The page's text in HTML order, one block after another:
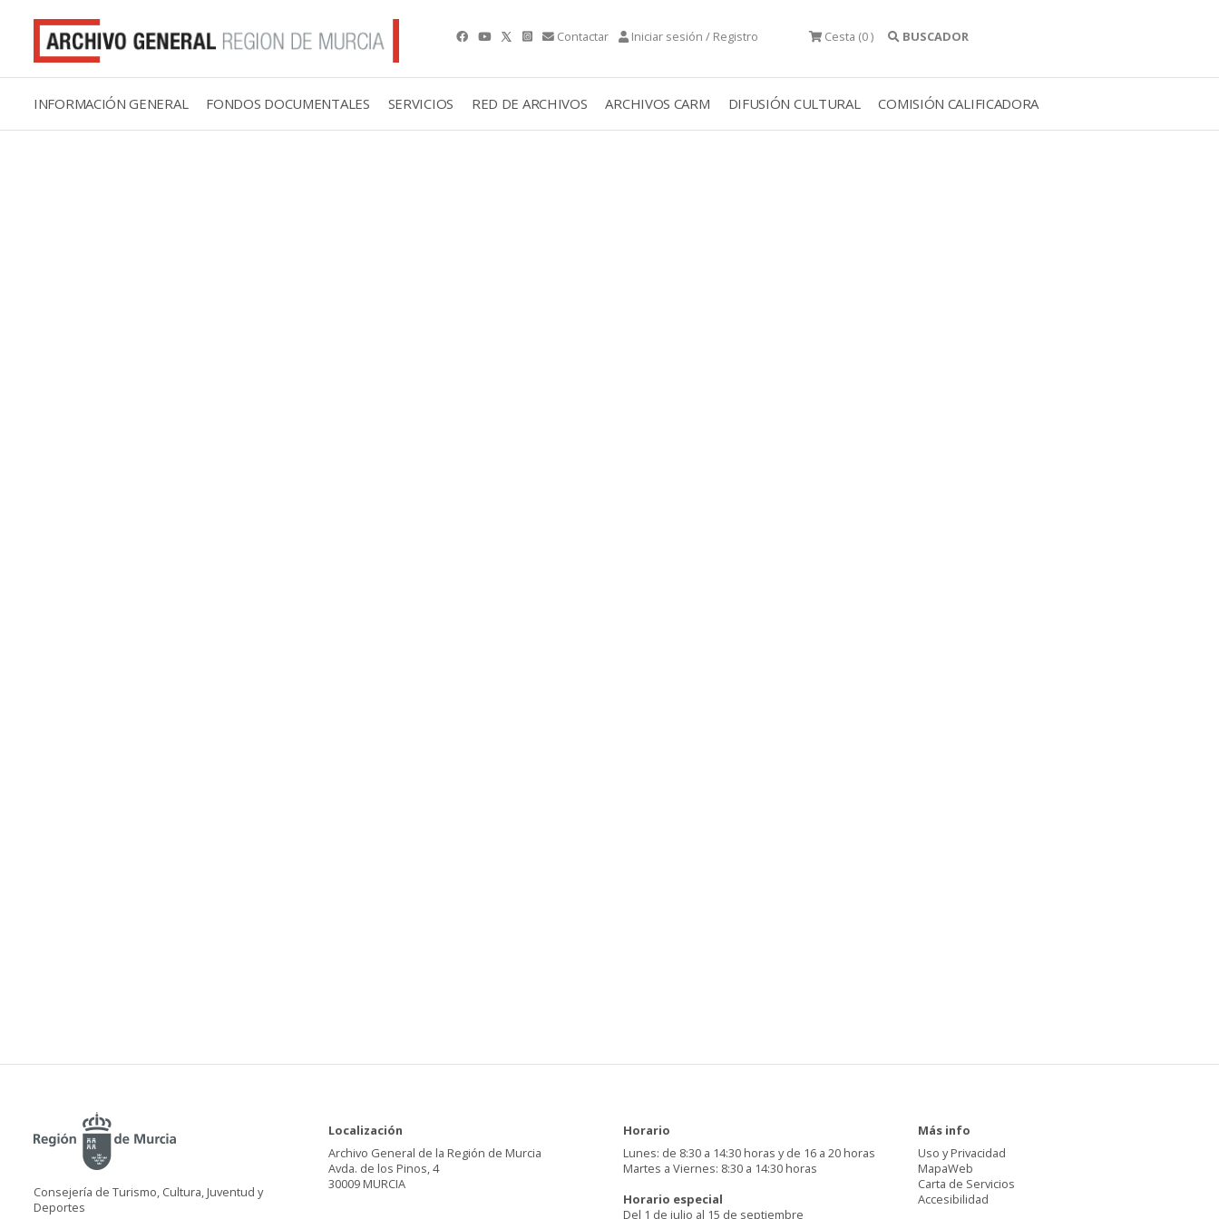
Contactar Iniciar sesión / Registro Cesta (0 ) BUSCADOR
INFORMACIÓN GENERAL FONDOS DOCUMENTALES SERVICIOS RED DE ARCHIVOS ARCHIVOS CARM DIFUSIÓN CULTURAL COMISIÓN CALIFICADORA
Consejería de Turismo, Cultura, Juventud y
Deportes
Localización
Archivo General de la Región de Murcia
Avda. de los Pinos, 4
30009 MURCIA
Horario
Lunes: de 8:30 a 14:30 horas y de 16 a 20 horas
Martes a Viernes: 8:30 a 14:30 horas
Horario especial
Del 1 de julio al 15 de septiembre
Más info
Uso y Privacidad
MapaWeb
Carta de Servicios
Accesibilidad